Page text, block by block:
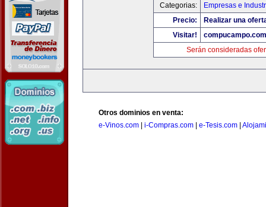
Categorias:
Empresas e
Precio:
Realizar una
Visitar!
compucampo.com
Serán consideradas
Otros dominios en venta:
e-Vinos.com
i-Compras.com e-Tesis.com